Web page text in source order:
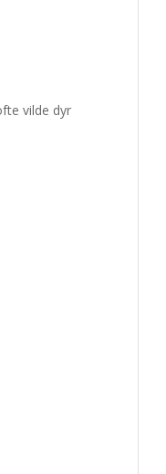
vilde dyr